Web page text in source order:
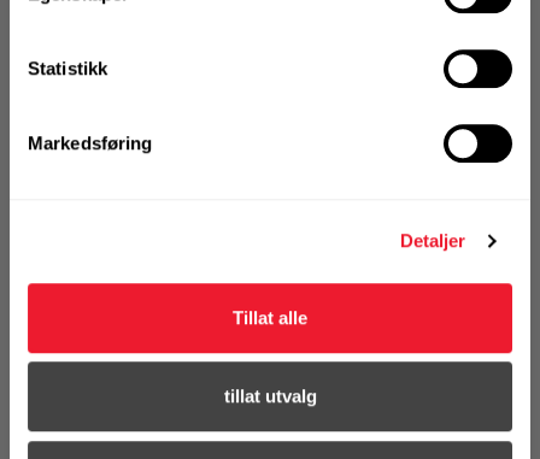
Statistikk
Markedsføring
Detaljer
Tillat alle
tillat utvalg